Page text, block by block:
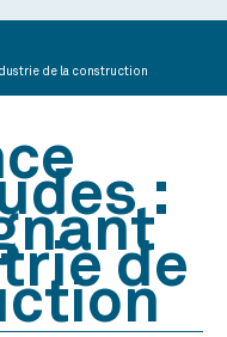
de la construction
:
de